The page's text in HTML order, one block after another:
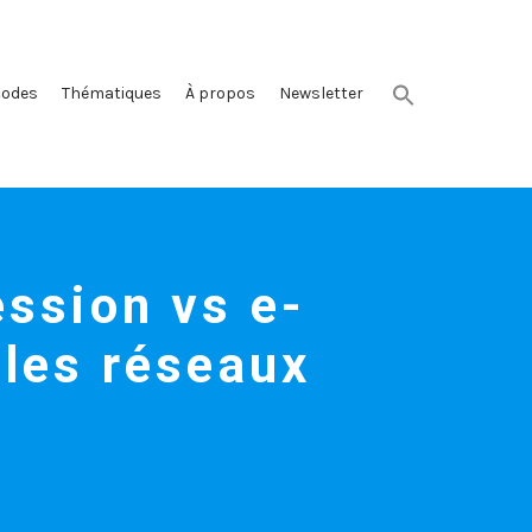
Thématiques À propos Newsletter
vs e-
réseaux